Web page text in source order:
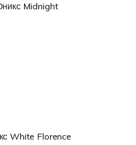
Midnight
White Florence